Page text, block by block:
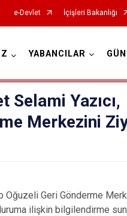
e-Devlet İçişleri Bakanlığı
YABANCILAR
Selami Yazıcı,
Merkezini
Oğuzeli Geri Gönderme
ilişkin bilgilendirme